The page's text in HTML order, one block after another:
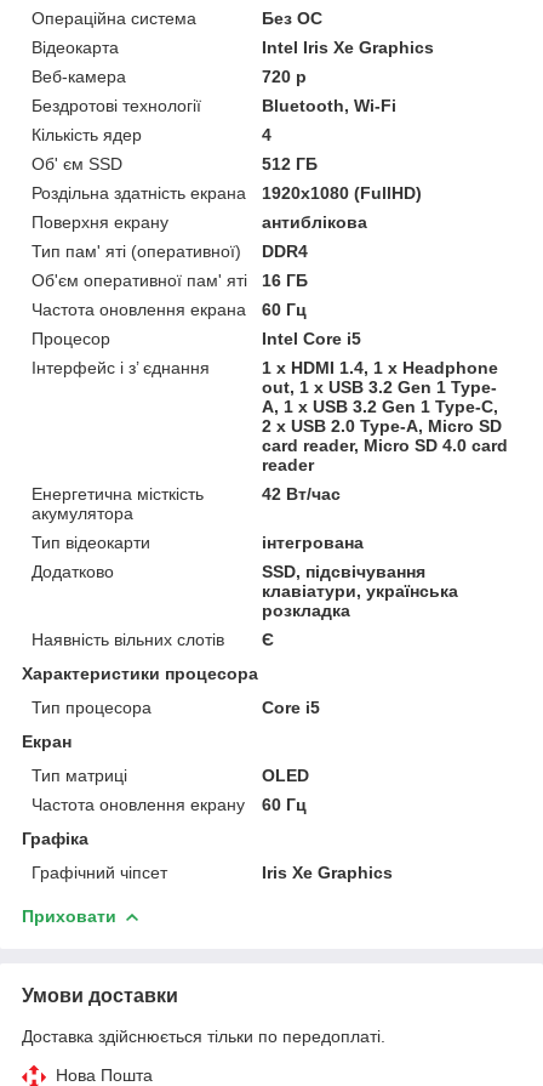
Операційна система
Без OC
Відеокарта
Intel Iris Xe Graphics
Веб-камера
720 p
Бездротові технології
Bluetooth, Wi-Fi
Кількість ядер
4
Об' єм SSD
512 ГБ
Роздільна здатність екрана
1920х1080 (FullHD)
Поверхня екрану
антиблікова
Тип пам' яті (оперативної)
DDR4
Об'єм оперативної пам' яті
16 ГБ
Частота оновлення екрана
60 Гц
Процесор
Intel Core i5
Інтерфейс і з’ єднання
1 x HDMI 1.4, 1 x Headphone
out, 1 x USB 3.2 Gen 1 Type-
A, 1 x USB 3.2 Gen 1 Type-C,
2 x USB 2.0 Type-A, Micro SD
card reader, Micro SD 4.0 card
reader
Енергетична місткість
акумулятора
42 Вт/час
Тип відеокарти
інтегрована
Додатково
SSD, підсвічування
клавіатури, українська
розкладка
Наявність вільних слотів
Є
Характеристики процесора
Тип процесора
Core i5
Екран
Тип матриці
OLED
Частота оновлення екрану
60 Гц
Графіка
Графічний чіпсет
Iris Xe Graphics
Приховати
Умови доставки
Доставка здійснюється тільки по передоплаті.
Нова Пошта